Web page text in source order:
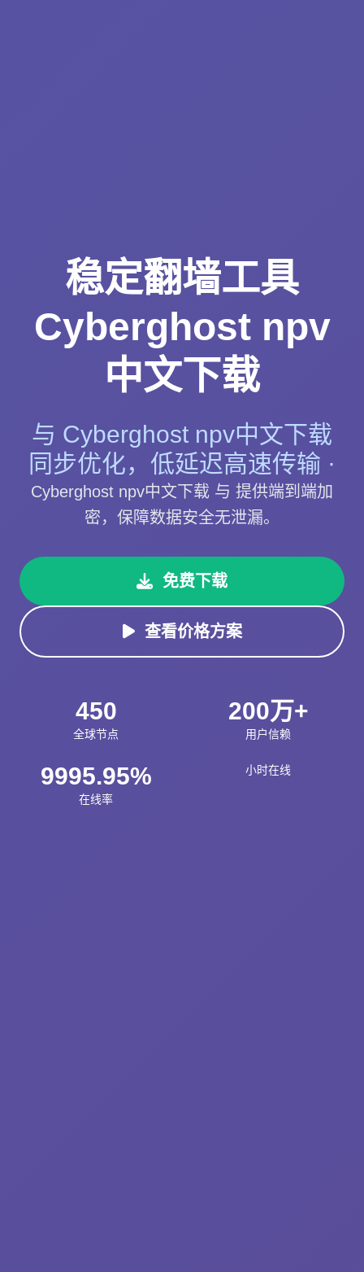
稳定翻墙工具
Cyberghost npv
中文下载
与 Cyberghost npv中文下载
同步优化，低延迟高速传输 ·
Cyberghost npv中文下载 与 提供端到端加
密，保障数据安全无泄漏。
免费下载
查看价格方案
450
全球节点
200万+
用户信赖
9995.95%
在线率
小时在线